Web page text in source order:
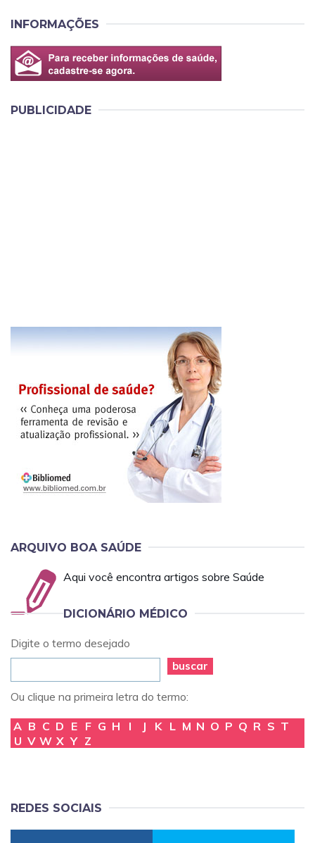
INFORMAÇÕES
PUBLICIDADE
ARQUIVO BOA SAÚDE
Aqui você encontra artigos sobre Saúde
DICIONÁRIO MÉDICO
Digite o termo desejado
buscar
Ou clique na primeira letra do termo:
A B C D E F G H I J K L M N O P Q R S T
U V W X Y Z
REDES SOCIAIS